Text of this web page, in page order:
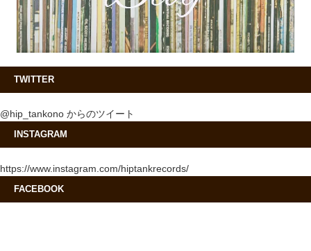
TWITTER
@hip_tankono からのツイート
INSTAGRAM
https://www.instagram.com/hiptankrecords/
FACEBOOK